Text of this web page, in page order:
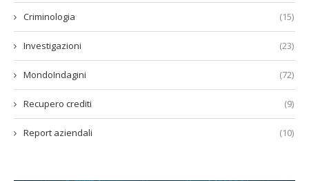
Criminologia (15)
Investigazioni (23)
MondoIndagini (72)
Recupero crediti (9)
Report aziendali (10)